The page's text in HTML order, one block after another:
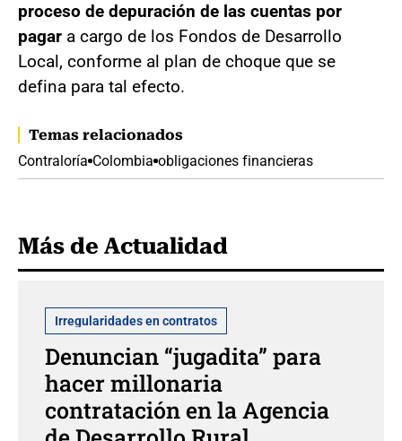
proceso de depuración de las cuentas por
pagar a cargo de los Fondos de Desarrollo
Local, conforme al plan de choque que se
defina para tal efecto.
Temas relacionados
Contraloría Colombia obligaciones financieras
Más de Actualidad
Irregularidades en contratos
Denuncian “jugadita” para
hacer millonaria
contratación en la Agencia